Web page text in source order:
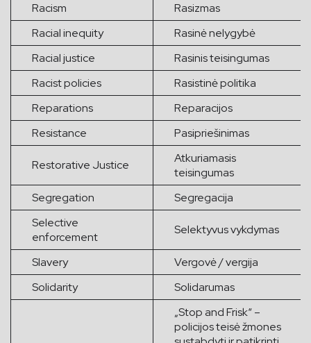
Racism
Rasizmas
Racial inequity
Rasinė nelygybė
Racial justice
Rasinis teisingumas
Racist policies
Rasistinė politika
Reparations
Reparacijos
Resistance
Pasipriešinimas
Restorative Justice
Atkuriamasis
teisingumas
Segregation
Segregacija
Selective
enforcement
Selektyvus vykdymas
Slavery
Vergovė / vergija
Solidarity
Solidarumas
„Stop and Frisk“ –
policijos teisė žmones